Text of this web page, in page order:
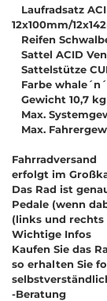
Laufradsatz
12x100mm/
Reifen
Sattel ACID
Sattelstütze
Farbe
Gewicht 10,7 kg
Max.
Max.
Fahrradversand
erfolgt im
Das Rad ist
Pedale (wenn
(links und rechts
Wichtige Infos
Kaufen Sie das
so erhalten Sie
-Beratung